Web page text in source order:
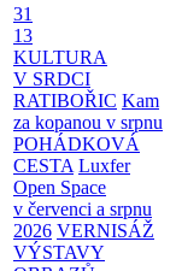
31
13
KULTURA
V SRDCI
RATIBOŘIC Kam
za kopanou v srpnu
POHÁDKOVÁ
CESTA Luxfer
Open Space
v červenci a srpnu
2026 VERNISÁŽ
VÝSTAVY